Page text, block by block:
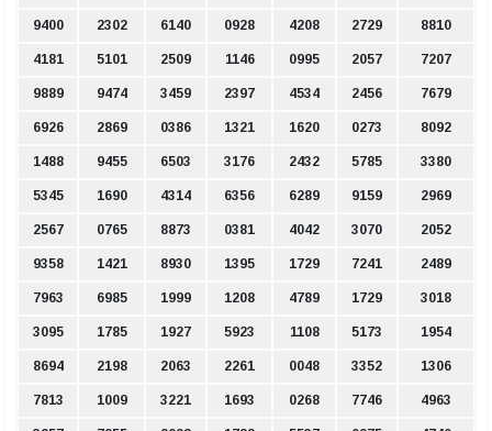
9400 2302 6140 0928 4208 2729 8810
4181 5101 2509 1146 0995 2057 7207
9889 9474 3459 2397 4534 2456 7679
6926 2869 0386 1321 1620 0273 8092
1488 9455 6503 3176 2432 5785 3380
5345 1690 4314 6356 6289 9159 2969
2567 0765 8873 0381 4042 3070 2052
9358 1421 8930 1395 1729 7241 2489
7963 6985 1999 1208 4789 1729 3018
3095 1785 1927 5923 1108 5173 1954
8694 2198 2063 2261 0048 3352 1306
7813 1009 3221 1693 0268 7746 4963